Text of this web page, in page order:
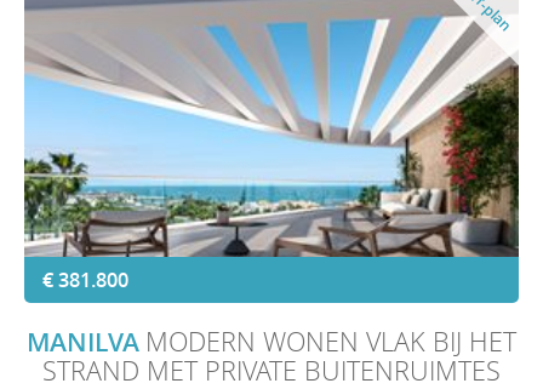
€ 381.800
MANILVA MODERN WONEN VLAK BIJ HET
STRAND MET PRIVATE BUITENRUIMTES